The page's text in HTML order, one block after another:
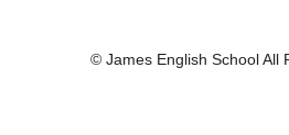
© James English School All